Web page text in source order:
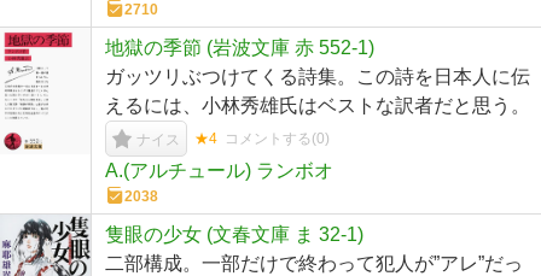
2710
地獄の季節 (岩波文庫 赤 552-1)
ガッツリぶつけてくる詩集。この詩を日本人に伝
えるには、小林秀雄氏はベストな訳者だと思う。
ナイス ★4 コメントする(0)
A.(アルチュール) ランボオ
2038
隻眼の少女 (文春文庫 ま 32-1)
二部構成。一部だけで終わって犯人が”アレ”だっ